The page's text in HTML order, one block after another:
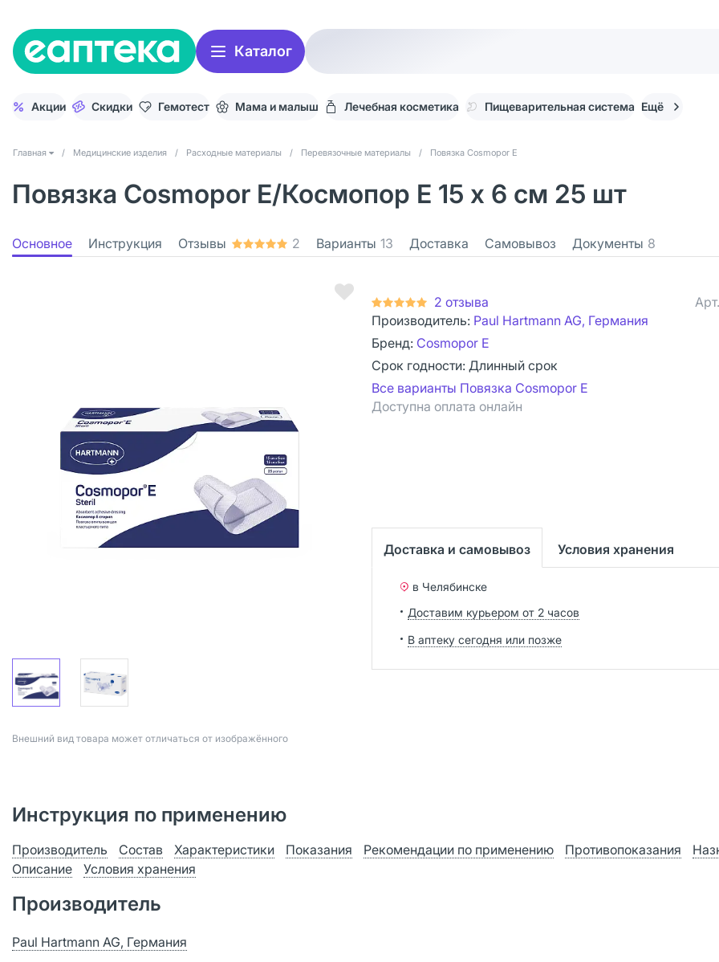
Каталог
Акции Скидки Гемотест Мама и малыш Лечебная косметика Пищеварительная система Ещё
Главная / Медицинские изделия / Расходные материалы / Перевязочные материалы / Повязка Cosmopor Е
Повязка Cosmopor Е/Космопор Е 15 х 6 см 25 шт
Основное Инструкция Отзывы 2 Варианты 13 Доставка Самовывоз Документы 8
Bнешний вид товара может отличаться от изображённого
2 отзыва Арт.
Производитель: Paul Hartmann AG, Германия
Бренд: Cosmopor E
Срок годности: Длинный срок
Все варианты Повязка Cosmopor Е
Доступна оплата онлайн
Доставка и самовывоз Условия хранения
в Челябинске
Доставим курьером от 2 часов
В аптеку сегодня или позже
Инструкция по применению
Производитель Состав Характеристики Показания Рекомендации по применению Противопоказания
Описание
Условия хранения
Производитель
Paul Hartmann AG, Германия